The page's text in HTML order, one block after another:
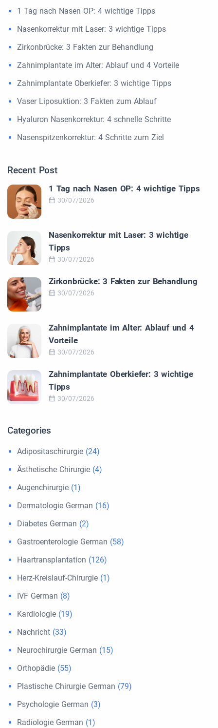
1 Tag nach Nasen OP: 4 wichtige Tipps
Nasenkorrektur mit Laser: 3 wichtige Tipps
Zirkonbrücke: 3 Fakten zur Behandlung
Zahnimplantate im Alter: Ablauf und 4 Vorteile
Zahnimplantate Oberkiefer: 3 wichtige Tipps
Vaser Liposuktion: 3 Fakten zum Ablauf
Hyaluron Nasenkorrektur: 4 schnelle Schritte
Nasenspitzenkorrektur: 4 Schritte zum Ziel
Recent Post
1 Tag nach Nasen OP: 4 wichtige Tipps
30/07/2026
Nasenkorrektur mit Laser: 3 wichtige
Tipps
30/07/2026
Zirkonbrücke: 3 Fakten zur Behandlung
30/07/2026
Zahnimplantate im Alter: Ablauf und 4
Vorteile
30/07/2026
Zahnimplantate Oberkiefer: 3 wichtige
Tipps
30/07/2026
Categories
Adipositaschirurgie (24)
Ästhetische Chirurgie (4)
Augenchirurgie (1)
Dermatologie German (16)
Diabetes German (2)
Gastroenterologie German (58)
Haartransplantation (126)
Herz-Kreislauf-Chirurgie (1)
IVF German (8)
Kardiologie (19)
Nachricht (33)
Neurochirurgie German (15)
Orthopädie (55)
Plastische Chirurgie German (79)
Psychologie German (3)
Radiologie German (1)